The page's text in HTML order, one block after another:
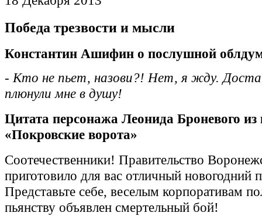
Победа трезвости и мысли
Константин Ашифин о послушной
- Кто не пьет, назови?! Нет, я жду.
плюнули мне в душу!
Цитата персонажа Леонида Броневого
«Покровские ворота»
Соотечественники! Правительство
приготовило для вас отличный новогодний
Представьте себе, веселым корпоративам
пьянству объявлен смертельный бой!